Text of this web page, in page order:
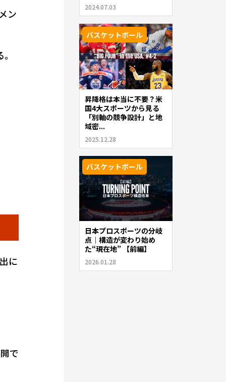
ン
に
で
2024.07.03
バスケットボール
昇降格は本当に不要？米
国4大スポーツから見る
「別軸の競争設計」と地
域密...
2025.12.28
バスケットボール
日本プロスポーツの分岐
点｜構造が変わり始め
た“現在地” 【前編】
2026.01.28